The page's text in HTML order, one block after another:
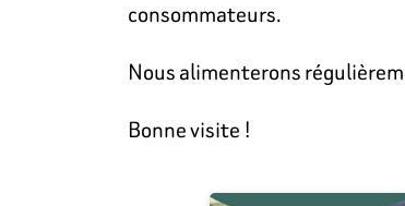
consommateurs.
Nous alimenterons
Bonne visite !